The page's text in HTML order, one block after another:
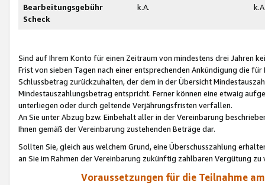
Bearbeitungsgebühr
Scheck
k.A.
Sind auf Ihrem Konto für einen Zeitraum von mindestens drei Jahren
Frist von sieben Tagen nach einer entsprechenden Ankündigung die
Schlussbetrag zurückzuhalten, der dem in der Übersicht
Mindestauszahlungsbetrag entspricht. Ferner können eine etwaig
unterliegen oder durch geltende Verjährungsfristen verfallen.
An Sie unter Abzug bzw. Einbehalt aller in der Vereinbarung
Ihnen gemäß der Vereinbarung zustehenden Beträge dar.
Sollten Sie, gleich aus welchem Grund, eine Überschusszahlung
an Sie im Rahmen der Vereinbarung zukünftig zahlbaren Vergütung zu
Voraussetzungen für die Teilnahme